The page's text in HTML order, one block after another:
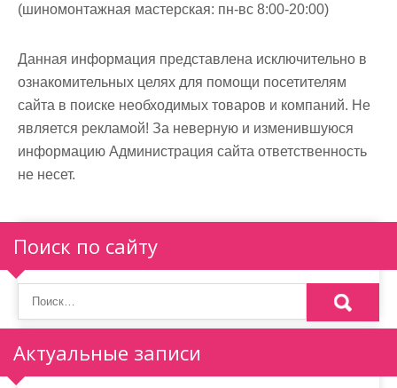
(шиномонтажная мастерская: пн-вс 8:00-20:00)
Данная информация представлена исключительно в
ознакомительных целях для помощи посетителям
сайта в поиске необходимых товаров и компаний. Не
является рекламой! За неверную и изменившуюся
информацию Администрация сайта ответственность
не несет.
Поиск по сайту
Актуальные записи